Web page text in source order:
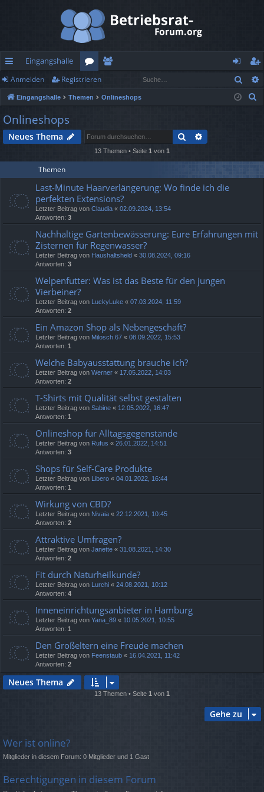
ch
ne
llz
ug
f
Eingangshalle
or
en
lie
r
n
m
eg
ist
Anmelden Registrieren
Eingangshalle Themen Onlineshops
Onlineshops
Neues Thema Suche
13 Themen • Seite 1 von 1
Themen
Last-Minute Haarverlängerung: Wo finde ich die
perfekten Extensions?
Letzter Beitrag von Claudia « 02.09.2024, 13:54
Antworten: 3
Nachhaltige Gartenbewässerung: Eure Erfahrungen mit
Zisternen für Regenwasser?
Letzter Beitrag von Haushaltsheld « 30.08.2024, 09:16
Antworten: 3
Welpenfutter: Was ist das Beste für den jungen
Vierbeiner?
Letzter Beitrag von LuckyLuke « 07.03.2024, 11:59
Antworten: 2
Ein Amazon Shop als Nebengeschäft?
Letzter Beitrag von Milosch.67 « 08.09.2022, 15:53
Antworten: 1
Welche Babyausstattung brauche ich?
Letzter Beitrag von Werner « 17.05.2022, 14:03
Antworten: 2
T-Shirts mit Qualität selbst gestalten
Letzter Beitrag von Sabine « 12.05.2022, 16:47
Antworten: 1
Onlineshop für Alltagsgegenstände
Letzter Beitrag von Rufus « 26.01.2022, 14:51
Antworten: 3
Shops für Self-Care Produkte
Letzter Beitrag von Libero « 04.01.2022, 16:44
Antworten: 1
Wirkung von CBD?
Letzter Beitrag von Nivaia « 22.12.2021, 10:45
Antworten: 2
Attraktive Umfragen?
Letzter Beitrag von Janette « 31.08.2021, 14:30
Antworten: 2
Fit durch Naturheilkunde?
Letzter Beitrag von Lurchi « 24.08.2021, 10:12
Antworten: 4
Inneneinrichtungsanbieter in Hamburg
Letzter Beitrag von Yana_89 « 10.05.2021, 10:55
Antworten: 1
Den Großeltern eine Freude machen
Letzter Beitrag von Feenstaub « 16.04.2021, 11:42
Antworten: 2
Neues Thema
13 Themen • Seite 1 von 1
Gehe zu
Wer ist online?
Mitglieder in diesem Forum: 0 Mitglieder und 1 Gast
Berechtigungen in diesem Forum